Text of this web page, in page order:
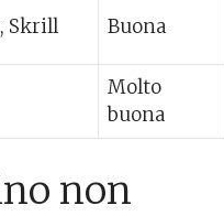
Skrill Buona
Molto
buona
non